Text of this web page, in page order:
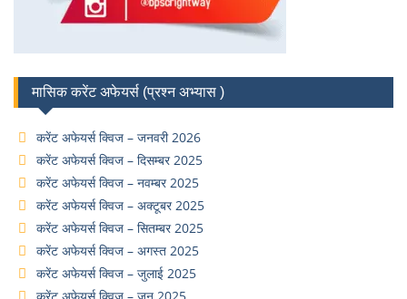
मासिक करेंट अफेयर्स (प्रश्न अभ्यास )
करेंट अफेयर्स क्विज – जनवरी 2026
करेंट अफेयर्स क्विज – दिसम्बर 2025
करेंट अफेयर्स क्विज – नवम्बर 2025
करेंट अफेयर्स क्विज – अक्टूबर 2025
करेंट अफेयर्स क्विज – सितम्बर 2025
करेंट अफेयर्स क्विज – अगस्त 2025
करेंट अफेयर्स क्विज – जुलाई 2025